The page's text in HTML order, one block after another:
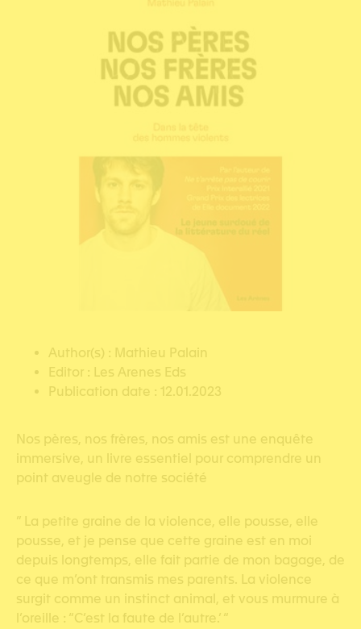
Author(s) : Mathieu Palain
Editor : Les Arenes Eds
Publication date : 12.01.2023
Nos pères, nos frères, nos amis est une enquête
immersive, un livre essentiel pour comprendre un
point aveugle de notre société
” La petite graine de la violence, elle pousse, elle
pousse, et je pense que cette graine est en moi
depuis longtemps, elle fait partie de mon bagage, de
ce que m’ont transmis mes parents. La violence
surgit comme un instinct animal, et vous murmure à
l’oreille : “C’est la faute de l’autre.’ “